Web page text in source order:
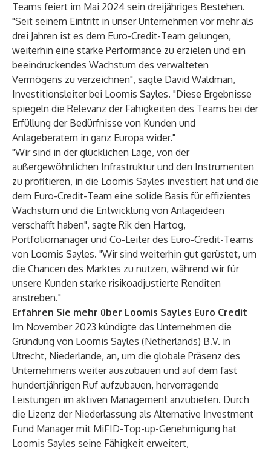
Teams feiert im Mai 2024 sein dreijähriges Bestehen.
"Seit seinem Eintritt in unser Unternehmen vor mehr als
drei Jahren ist es dem Euro-Credit-Team gelungen,
weiterhin eine starke Performance zu erzielen und ein
beeindruckendes Wachstum des verwalteten
Vermögens zu verzeichnen", sagte David Waldman,
Investitionsleiter bei Loomis Sayles. "Diese Ergebnisse
spiegeln die Relevanz der Fähigkeiten des Teams bei der
Erfüllung der Bedürfnisse von Kunden und
Anlageberatern in ganz Europa wider."
"Wir sind in der glücklichen Lage, von der
außergewöhnlichen Infrastruktur und den Instrumenten
zu profitieren, in die Loomis Sayles investiert hat und die
dem Euro-Credit-Team eine solide Basis für effizientes
Wachstum und die Entwicklung von Anlageideen
verschafft haben", sagte Rik den Hartog,
Portfoliomanager und Co-Leiter des Euro-Credit-Teams
von Loomis Sayles. "Wir sind weiterhin gut gerüstet, um
die Chancen des Marktes zu nutzen, während wir für
unsere Kunden starke risikoadjustierte Renditen
anstreben."
Erfahren Sie mehr über Loomis Sayles Euro Credit
Im November 2023 kündigte das Unternehmen die
Gründung von Loomis Sayles (Netherlands) B.V. in
Utrecht, Niederlande, an, um die globale Präsenz des
Unternehmens weiter auszubauen und auf dem fast
hundertjährigen Ruf aufzubauen, hervorragende
Leistungen im aktiven Management anzubieten. Durch
die Lizenz der Niederlassung als Alternative Investment
Fund Manager mit MiFID-Top-up-Genehmigung hat
Loomis Sayles seine Fähigkeit erweitert,